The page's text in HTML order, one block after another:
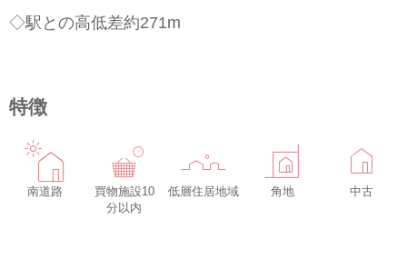
◇駅との高低差約271m
特徴
南道路
買物施設10
分以内
低層住居地域 角地 中古